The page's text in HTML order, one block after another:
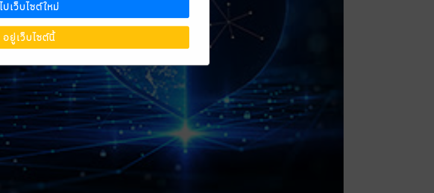
ไปเว็บไซต์ใหม่
อยู่เว็บไซต์นี้